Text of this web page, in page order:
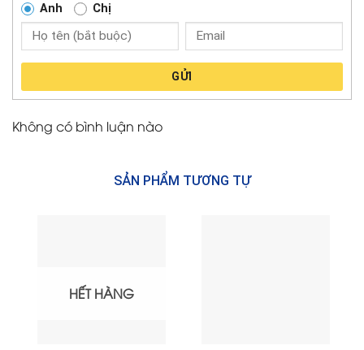
Anh Chị
GỬI
Không có bình luận nào
SẢN PHẨM TƯƠNG TỰ
HẾT HÀNG